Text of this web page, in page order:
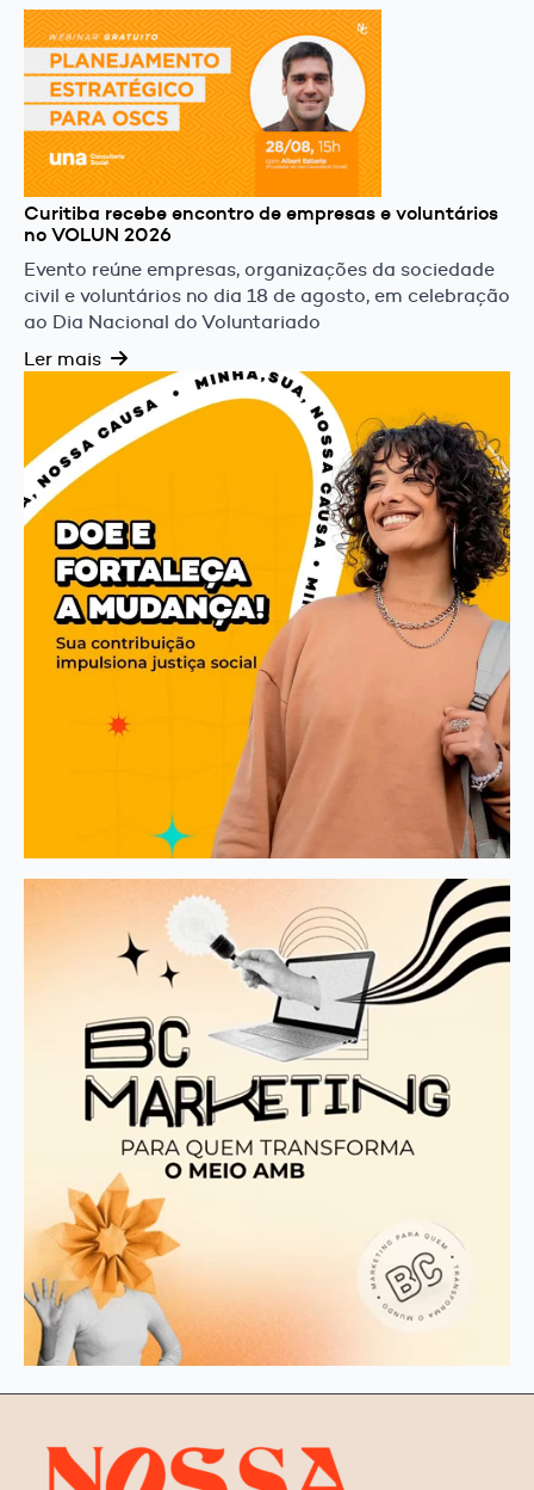
Curitiba recebe encontro de empresas e voluntários
no VOLUN 2026
Evento reúne empresas, organizações da sociedade
civil e voluntários no dia 18 de agosto, em celebração
ao Dia Nacional do Voluntariado
Ler mais